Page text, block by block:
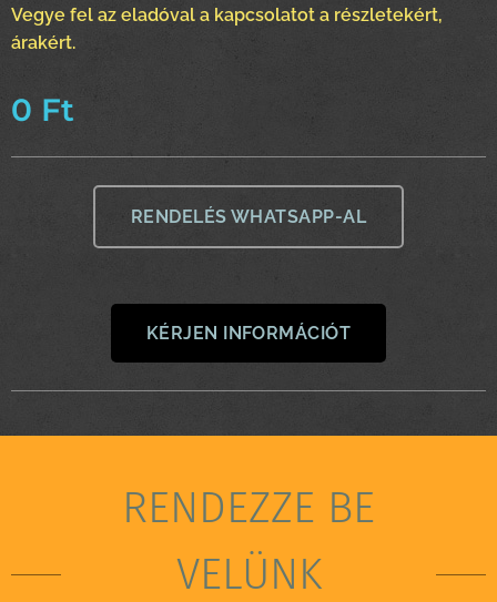
Vegye fel az eladóval a kapcsolatot a részletekért,
árakért.
0 Ft
RENDELÉS WHATSAPP-AL
KÉRJEN INFORMÁCIÓT
RENDEZZE BE
VELÜNK